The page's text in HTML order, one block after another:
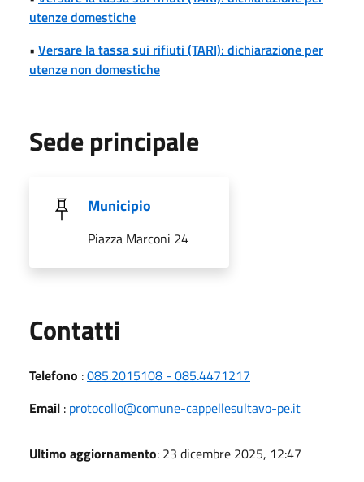
utenze domestiche
• Versare la tassa sui rifiuti (TARI): dichiarazione per
utenze non domestiche
Sede principale
Municipio
Piazza Marconi 24
Contatti
Telefono :085.2015108 - 085.4471217
Email : protocollo@comune-cappellesultavo-pe.it
Ultimo aggiornamento: 23 dicembre 2025, 12:47